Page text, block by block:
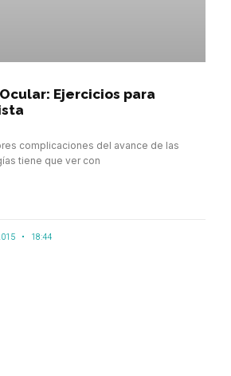
Ejercicios para
complicaciones del avance de las
tiene que ver con
18:44